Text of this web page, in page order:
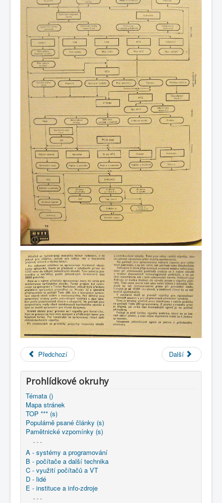
Předchozí Další
Prohlídkové okruhy
Témata ()
Mapa stránek
TOP *** (s)
Populárně psané články (s)
Pamětnické vzpomínky (s)
- - -
A - systémy a programování
B - počítače a další technika
C - využití počítačů a VT
D - lidé
E - instituce a info-zdroje
- - -